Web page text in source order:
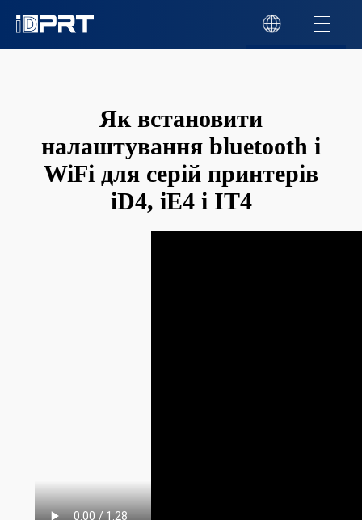
Як встановити
налаштування bluetooth і
WiFi для серій принтерів
iD4, iE4 і IT4